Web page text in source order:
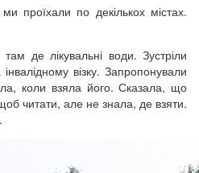
ми проїхали по декількох містах.
де лікувальні води. Зустріли
візку. Запропонували
коли взяла його. Сказала, що
читати, але не знала, де взяти.